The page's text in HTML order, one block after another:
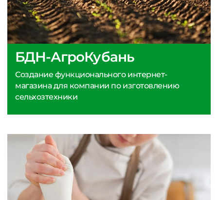
БДН-АгроКубань
Создание функционального интернет-
магазина для компании по изготовлению
сельхозтехники